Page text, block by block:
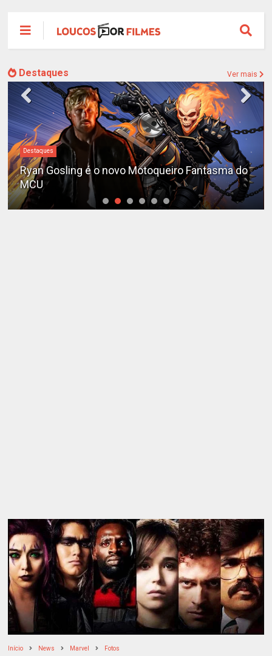
Destaques Ver mais
Destaques
Ryan Gosling é o novo Motoqueiro Fantasma do
MCU
Início News Marvel Fotos